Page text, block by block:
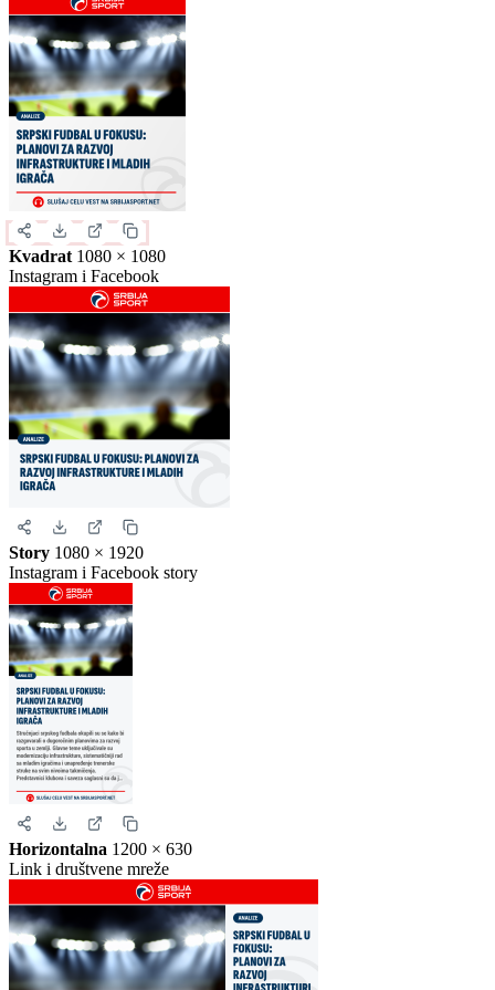
Slika za deljenje
Izaberite format slike.
Ovo je samo generički prikaz izgleda formata. Kliknite na željeni
format da biste generisali stvarnu sliku za ovu vest.
Instagram objava1080 × 1350
Uspravna objava
Kvadrat1080 × 1080
Instagram i Facebook
Story1080 × 1920